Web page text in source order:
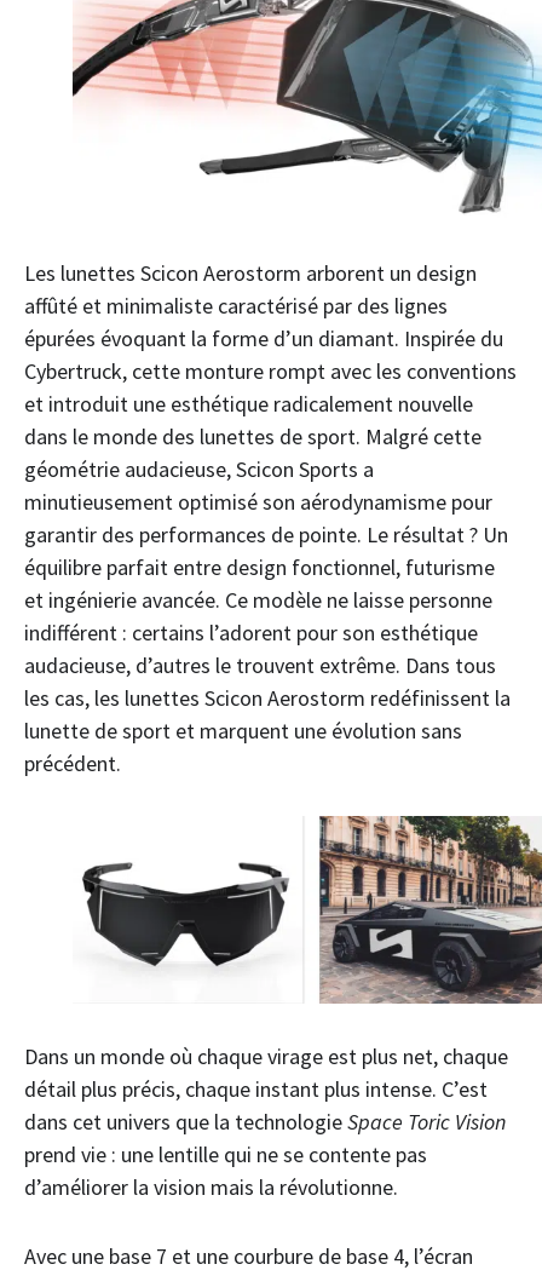
Les lunettes Scicon Aerostorm arborent un design
affûté et minimaliste caractérisé par des lignes
épurées évoquant la forme d’un diamant. Inspirée du
Cybertruck, cette monture rompt avec les conventions
et introduit une esthétique radicalement nouvelle
dans le monde des lunettes de sport. Malgré cette
géométrie audacieuse, Scicon Sports a
minutieusement optimisé son aérodynamisme pour
garantir des performances de pointe. Le résultat ? Un
équilibre parfait entre design fonctionnel, futurisme
et ingénierie avancée. Ce modèle ne laisse personne
indifférent : certains l’adorent pour son esthétique
audacieuse, d’autres le trouvent extrême. Dans tous
les cas, les lunettes Scicon Aerostorm redéfinissent la
lunette de sport et marquent une évolution sans
précédent.
Dans un monde où chaque virage est plus net, chaque
détail plus précis, chaque instant plus intense. C’est
dans cet univers que la technologieSpace Toric Vision
prend vie : une lentille qui ne se contente pas
d’améliorer la vision mais la révolutionne.
Avec une base 7 et une courbure de base 4, l’écran